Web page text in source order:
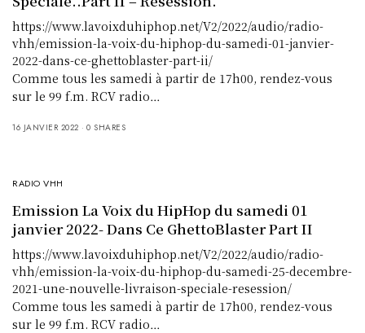
https://www.lavoixduhiphop.net/V2/2022/audio/radio-
vhh/emission-la-voix-du-hiphop-du-samedi-01-janvier-
2022-dans-ce-ghettoblaster-part-ii/
Comme tous les samedi à partir de 17h00, rendez-vous
sur le 99 f.m. RCV radio…
16 JANVIER 2022 0 SHARES
RADIO VHH
Emission La Voix du HipHop du samedi 01
janvier 2022- Dans Ce GhettoBlaster Part II
https://www.lavoixduhiphop.net/V2/2022/audio/radio-
vhh/emission-la-voix-du-hiphop-du-samedi-25-decembre-
2021-une-nouvelle-livraison-speciale-resession/
Comme tous les samedi à partir de 17h00, rendez-vous
sur le 99 f.m. RCV radio…